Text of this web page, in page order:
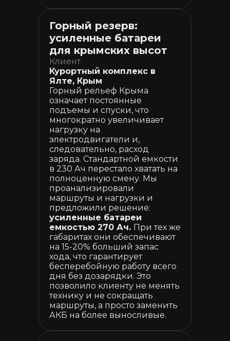
Горный резерв:
усиленные батареи
для крымских высот
Клиент
Курортный комплекс в
Ялте, Крым
Горный рельеф Крыма
означает постоянные
подъемы и спуски, что
многократно увеличивает
нагрузку на
электродвигатели и,
следовательно, расход
заряда. Стандартной емкости
в 230 Ач перестало хватать на
полноценную смену. Мы
проанализировали
маршруты и нагрузки и
предложили решение:
усиленные батареи
емкостью 270 Ач. При тех же
габаритах они обеспечивают
на 15-20% больший запас
хода, что гарантирует
бесперебойную работу всего
дня без дозарядки. Это
позволило клиенту не менять
технику и не сокращать
маршруты, а просто заменить
АКБ на более выносливые.